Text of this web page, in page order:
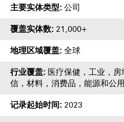
主要实体类型 公司
覆盖实体数 21,000+
地理区域覆盖 全球
行业覆盖
医疗保健，工业，
信，材料，消费品，能源和公
记录起始时间 2023